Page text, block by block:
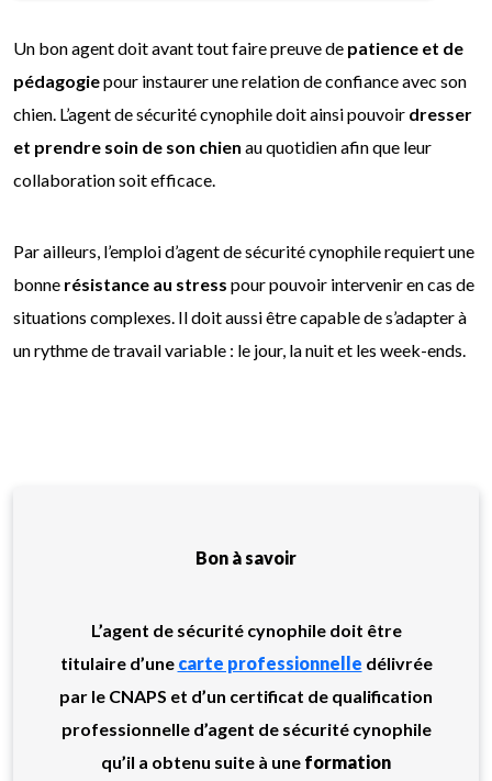
Un bon agent doit avant tout faire preuve de patience et de
pédagogiepour instaurer une relation de confiance avec son
chien. L’agent de sécurité cynophile doit ainsi pouvoir dresser
et prendre soin de son chien au quotidien afin que leur
collaboration soit efficace.
Par ailleurs, l’emploi d’agent de sécurité cynophile requiert une
bonne résistance au stress pour pouvoir intervenir en cas de
situations complexes. Il doit aussi être capable de s’adapter à
un rythme de travail variable : le jour, la nuit et les week-ends.
Bon à savoir
L’agent de sécurité cynophile doit être
titulaire d’une carte professionnelle délivrée
par le CNAPS et d’un certificat de qualification
professionnelle d’agent de sécurité cynophile
qu’il a obtenu suite à une formation